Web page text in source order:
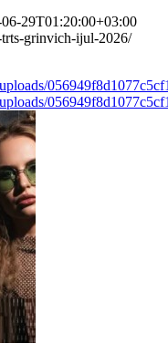
29T01:20:00+03:00
trts-grinvich-ijul-2026/